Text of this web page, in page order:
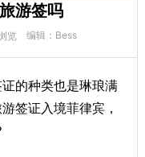
游签吗
览 编辑：Bess
的种类也是琳琅满
签证入境菲律宾，